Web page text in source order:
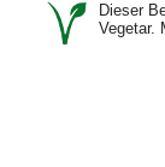
Dieser
Vegetar.